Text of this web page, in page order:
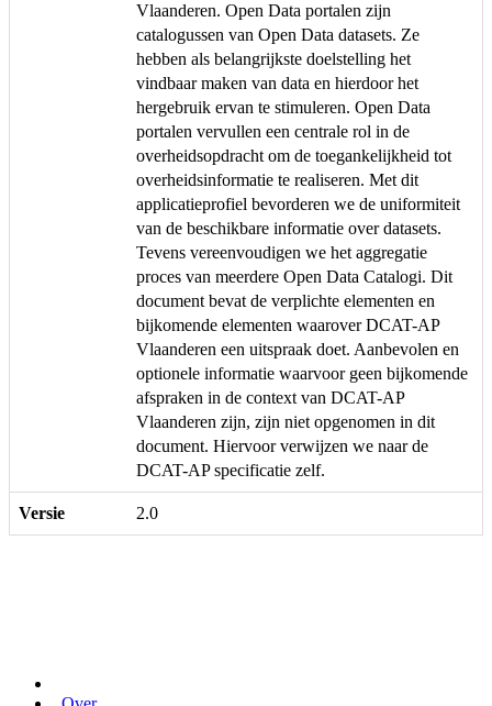
Vlaanderen. Open Data portalen zijn
catalogussen van Open Data datasets. Ze
hebben als belangrijkste doelstelling het
vindbaar maken van data en hierdoor het
hergebruik ervan te stimuleren. Open Data
portalen vervullen een centrale rol in de
overheidsopdracht om de toegankelijkheid tot
overheidsinformatie te realiseren. Met dit
applicatieprofiel bevorderen we de uniformiteit
van de beschikbare informatie over datasets.
Tevens vereenvoudigen we het aggregatie
proces van meerdere Open Data Catalogi. Dit
document bevat de verplichte elementen en
bijkomende elementen waarover DCAT-AP
Vlaanderen een uitspraak doet. Aanbevolen en
optionele informatie waarvoor geen bijkomende
afspraken in de context van DCAT-AP
Vlaanderen zijn, zijn niet opgenomen in dit
document. Hiervoor verwijzen we naar de
DCAT-AP specificatie zelf.
Versie 2.0